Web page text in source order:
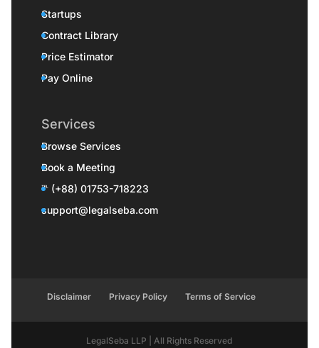
Startups
Contract Library
Price Estimator
Pay Online
Services
Browse Services
Book a Meeting
℡ (+88) 01753-718223
support@legalseba.com
Disclaimer Privacy Policy Terms of Service
LegalSeba LLP | All Rights Reserved